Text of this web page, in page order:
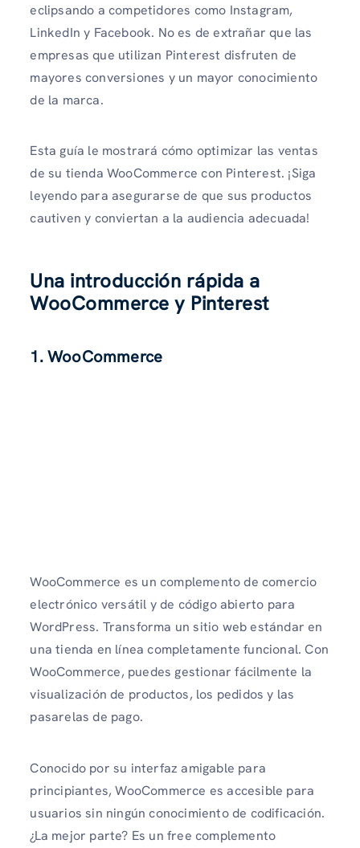
eclipsando a competidores como Instagram,
LinkedIn y Facebook. No es de extrañar que las
empresas que utilizan Pinterest disfruten de
mayores conversiones y un mayor conocimiento
de la marca.
Esta guía le mostrará cómo optimizar las ventas
de su tienda WooCommerce con Pinterest. ¡Siga
leyendo para asegurarse de que sus productos
cautiven y conviertan a la audiencia adecuada!
Una introducción rápida a
WooCommerce y Pinterest
1. WooCommerce
WooCommerce es un complemento de comercio
electrónico versátil y de código abierto para
WordPress. Transforma un sitio web estándar en
una tienda en línea completamente funcional. Con
WooCommerce, puedes gestionar fácilmente la
visualización de productos, los pedidos y las
pasarelas de pago.
Conocido por su interfaz amigable para
principiantes, WooCommerce es accesible para
usuarios sin ningún conocimiento de codificación.
¿La mejor parte? Es un free complemento